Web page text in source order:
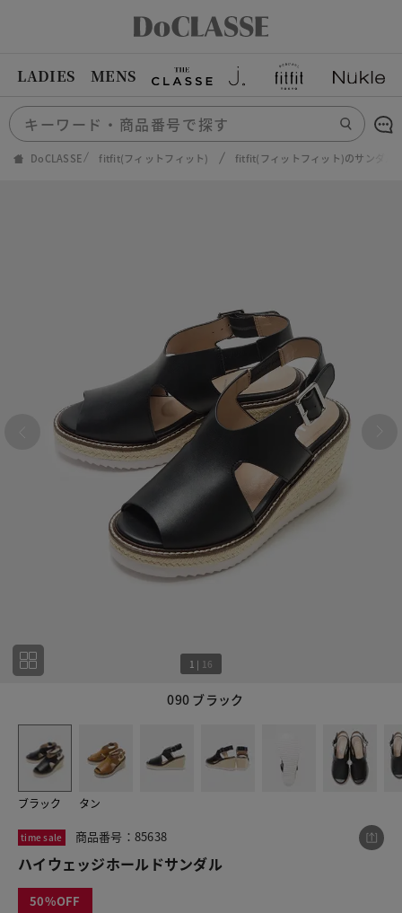
LADIES MENS
DoCLASSE fitfit(フィットフィット) fitfit(フィットフィット)のサンダル
090 ブラック
1 | 16
ブラック タン
time sale 商品番号：85638
ハイウェッジホールドサンダル
50
この商品をシェアする